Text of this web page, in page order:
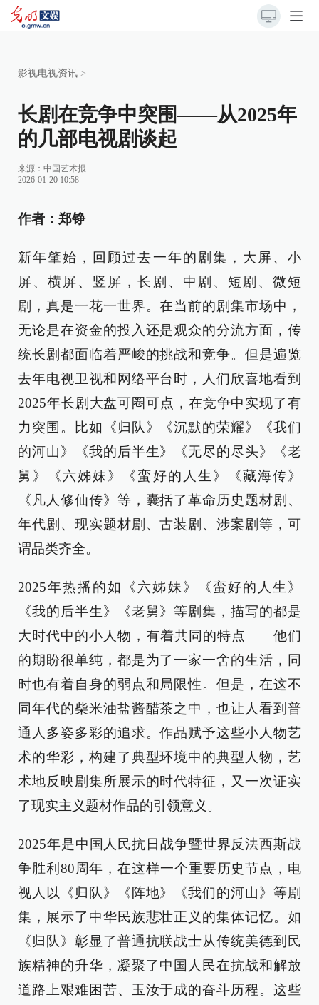
影视电视资讯 >
长剧在竞争中突围——从2025年
的几部电视剧谈起
来源： 中国艺术报
2026-01-20 10:58
作者：郑铮
新年肇始，回顾过去一年的剧集，大屏、小
屏、横屏、竖屏，长剧、中剧、短剧、微短
剧，真是一花一世界。在当前的剧集市场中，
无论是在资金的投入还是观众的分流方面，传
统长剧都面临着严峻的挑战和竞争。但是遍览
去年电视卫视和网络平台时，人们欣喜地看到
2025年长剧大盘可圈可点，在竞争中实现了有
力突围。比如《归队》《沉默的荣耀》《我们
的河山》《我的后半生》《无尽的尽头》《老
舅》《六姊妹》《蛮好的人生》《藏海传》
《凡人修仙传》等，囊括了革命历史题材剧、
年代剧、现实题材剧、古装剧、涉案剧等，可
谓品类齐全。
2025年热播的如《六姊妹》《蛮好的人生》
《我的后半生》《老舅》等剧集，描写的都是
大时代中的小人物，有着共同的特点——他们
的期盼很单纯，都是为了一家一舍的生活，同
时也有着自身的弱点和局限性。但是，在这不
同年代的柴米油盐酱醋茶之中，也让人看到普
通人多姿多彩的追求。作品赋予这些小人物艺
术的华彩，构建了典型环境中的典型人物，艺
术地反映剧集所展示的时代特征，又一次证实
了现实主义题材作品的引领意义。
2025年是中国人民抗日战争暨世界反法西斯战
争胜利80周年，在这样一个重要历史节点，电
视人以《归队》《阵地》《我们的河山》等剧
集，展示了中华民族悲壮正义的集体记忆。如
《归队》彰显了普通抗联战士从传统美德到民
族精神的升华，凝聚了中国人民在抗战和解放
道路上艰难困苦、玉汝于成的奋斗历程。这些